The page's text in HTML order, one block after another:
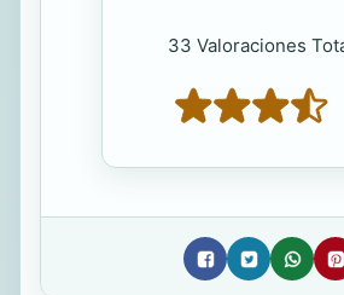
33 Valoraciones